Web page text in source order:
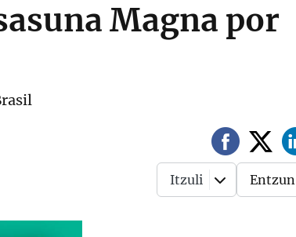
Magna por
Itzuli Entzun